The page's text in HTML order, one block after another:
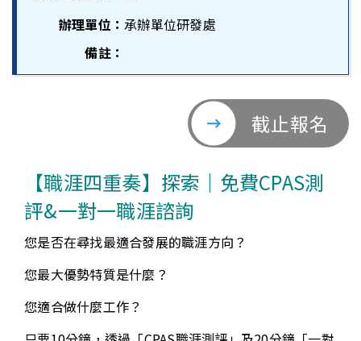
辦理單位： 承辦單位研發處
備註：
截止報名
【職涯四重奏】探索｜免費CPAS測
評&一對一職涯諮詢
您是否在尋找最適合發展的職涯方向？
您最大優勢特質是什麼？
您適合做什麼工作？